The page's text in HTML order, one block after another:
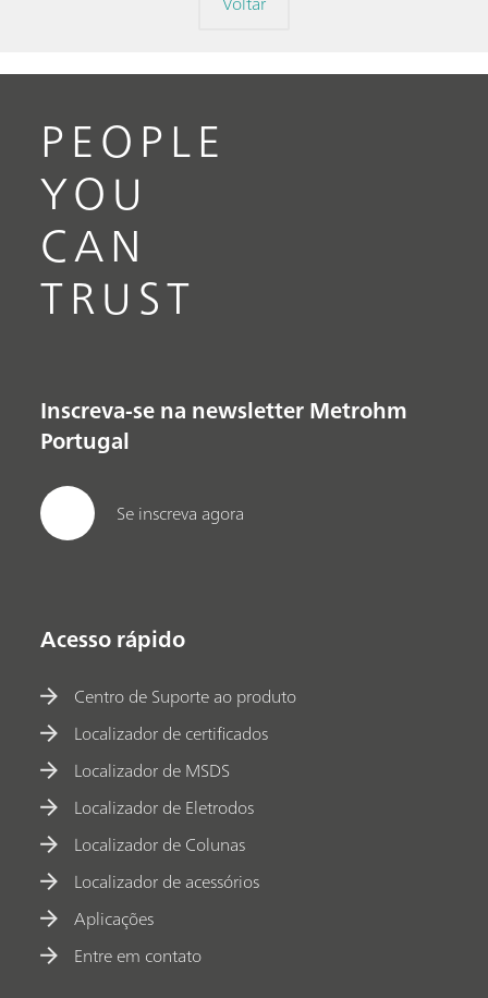
PEOPLE
YOU
CAN
TRUST
Inscreva-se na newsletter Metrohm
Portugal
Se inscreva agora
Acesso rápido
Centro de Suporte ao produto
Localizador de certificados
Localizador de MSDS
Localizador de Eletrodos
Localizador de Colunas
Localizador de acessórios
Aplicações
Entre em contato